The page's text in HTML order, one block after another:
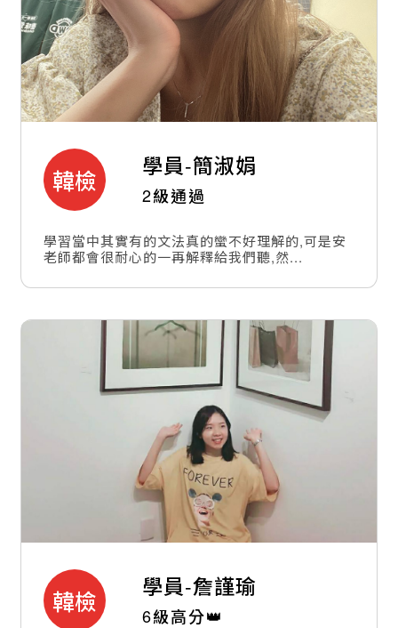
韓檢 學員-簡淑娟
2級通過
學習當中其實有的文法真的蠻不好理解的,可是安
老師都會很耐心的一再解釋給我們聽,然...
韓檢 學員-詹謹瑜
6級高分👑